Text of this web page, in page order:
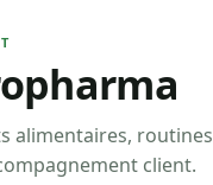
alimentaires, routines
client.